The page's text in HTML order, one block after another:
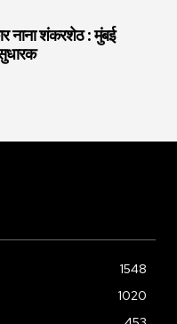
नाना शंकरशेठ : मुंबई
1548
1020